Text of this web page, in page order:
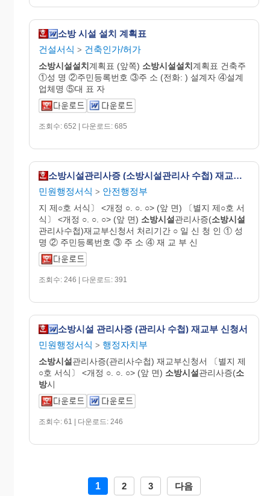
소방 시설 설치 계획표
건설서식 > 건축인가/허가
소방시설설치계획표 (앞쪽) 소방시설설치계획표 건축주
①성 명 ②주민등록번호 ③주 소 (전화: ) 설계자 ④설계
업체명 ⑤대 표 자
조회수: 652 | 다운로드: 685
소방시설관리사증 (소방시설관리사 수첩) 재교부 신청서
민원행정서식 > 안전행정부
지 제○호 서식〕 <개정 ○. ○. ○> (앞 면) 〔별지 제○호 서
식〕 <개정 ○. ○. ○> (앞 면) 소방시설관리사증(소방시설
관리사수첩)재교부신청서 처리기간 ○ 일 신 청 인 ① 성
명 ② 주민등록번호 ③ 주 소 ④ 재 교 부 신
조회수: 246 | 다운로드: 391
소방시설 관리사증 (관리사 수첩) 재교부 신청서
민원행정서식 > 행정자치부
소방시설관리사증(관리사수첩) 재교부신청서 〔별지 제
○호 서식〕 <개정 ○. ○. ○> (앞 면) 소방시설관리사증(소
방시
조회수: 61 | 다운로드: 246
1 2 3 다음